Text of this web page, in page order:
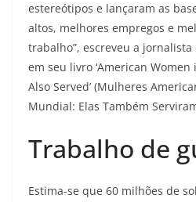
estereótipos e lançaram as
altos, melhores empregos e
trabalho”, escreveu a
em seu livro ‘American
Also Served’ (Mulheres
Mundial: Elas Também
Trabalho de
Estima-se que 60 milhões de